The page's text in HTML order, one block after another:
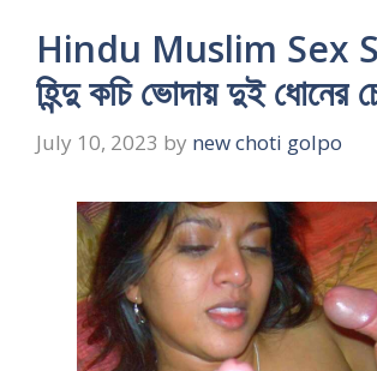
Hindu Muslim Sex
হিন্দু কচি ভোদায় দুই ধোনের
July 10, 2023 by new choti golpo